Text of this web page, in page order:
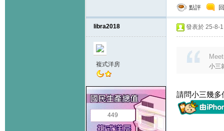
點評
libra2018
複式洋房
449
發表於 25-8-
小三
請問小三幾多